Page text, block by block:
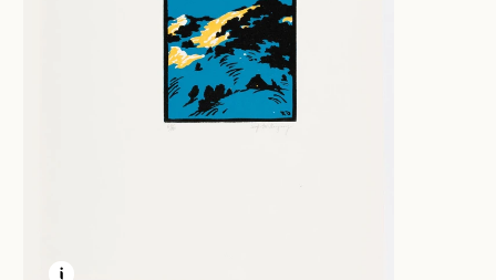
EN SAVOIR PLUS SUR CETTE IMAGE
OUVRIR LA MODALE